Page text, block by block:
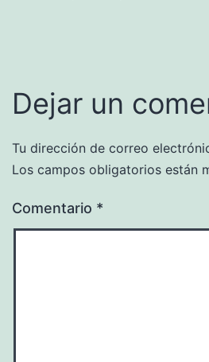
Dejar un
Tu dirección de correo
Los campos obligatorios están
Comentario *